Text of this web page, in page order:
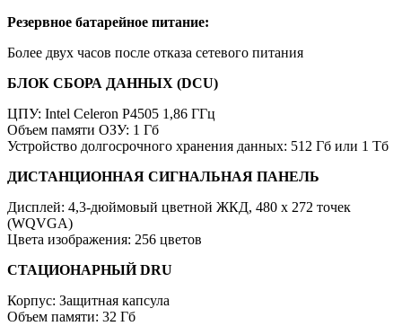
Резервное батарейное питание:
Более двух часов после отказа сетевого питания
БЛОК СБОРА ДАННЫХ (DCU)
ЦПУ: Intel Celeron P4505 1,86 ГГц
Объем памяти ОЗУ: 1 Гб
Устройство долгосрочного хранения данных: 512 Гб или 1 Тб
ДИСТАНЦИОННАЯ СИГНАЛЬНАЯ ПАНЕЛЬ
Дисплей: 4,3-дюймовый цветной ЖКД, 480 x 272 точек
(WQVGA)
Цвета изображения: 256 цветов
СТАЦИОНАРНЫЙ DRU
Корпус: Защитная капсула
Объем памяти: 32 Гб